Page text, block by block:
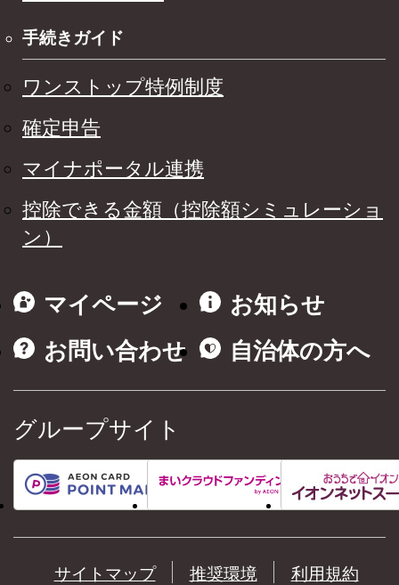
手続きガイド
ワンストップ特例制度
確定申告
マイナポータル連携
控除できる金額（控除額シミュレーショ
ン）
マイページ
お知らせ
お問い合わせ
自治体の方へ
グループサイト
サイトマップ 推奨環境 利用規約